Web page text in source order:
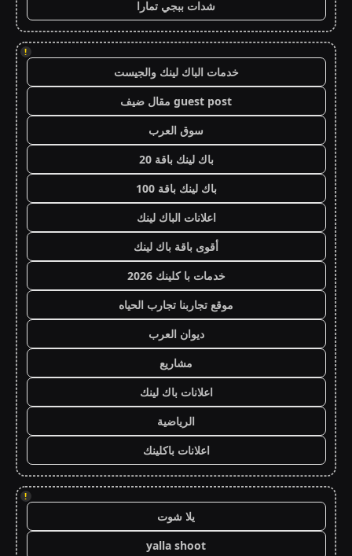
شدات ببجي تمارا
!
خدمات الباك لينك والجيست
guest post مقال ضيف
سوق العرب
باك لينك باقة 20
باك لينك باقة 100
اعلانات الباك لينك
أقوى باقة باك لينك
خدمات با كلينك 2026
موقع تجاربنا تجارب الحياه
ديوان العرب
مشاريع
اعلانات باك لينك
الرياضية
اعلانات باكلينك
!
يلا شوت
yalla shoot